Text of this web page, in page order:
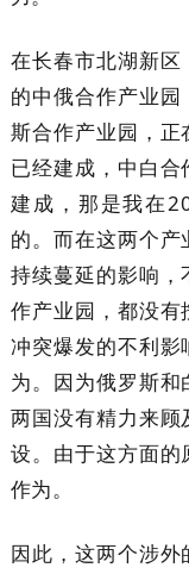
在长春市北湖新
的中俄合作产业
斯合作产业园，正
已经建成，中白
建成，那是我在
的。而在这两个
持续蔓延的影响，
作产业园，都没
冲突爆发的不利
为。因为俄罗斯和
两国没有精力来顾
设。由于这方面的
作为。
因此，这两个涉